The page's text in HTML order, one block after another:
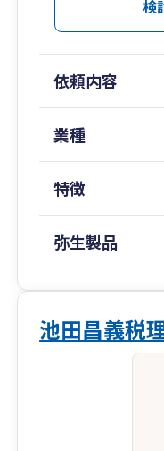
訪問はしませんが
ことが可能です。
一度会わないと不
までお越しください
でご安心ください。
京都やその周辺の
応可能です。
検
依頼内容
業種
特徴
弥生製品
池田昌義税